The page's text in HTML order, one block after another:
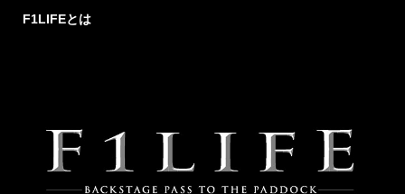
F1LIFEとは